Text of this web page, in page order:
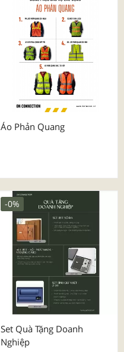
Áo Phản Quang
Set Quà Tặng Doanh
Nghiệp
-0%